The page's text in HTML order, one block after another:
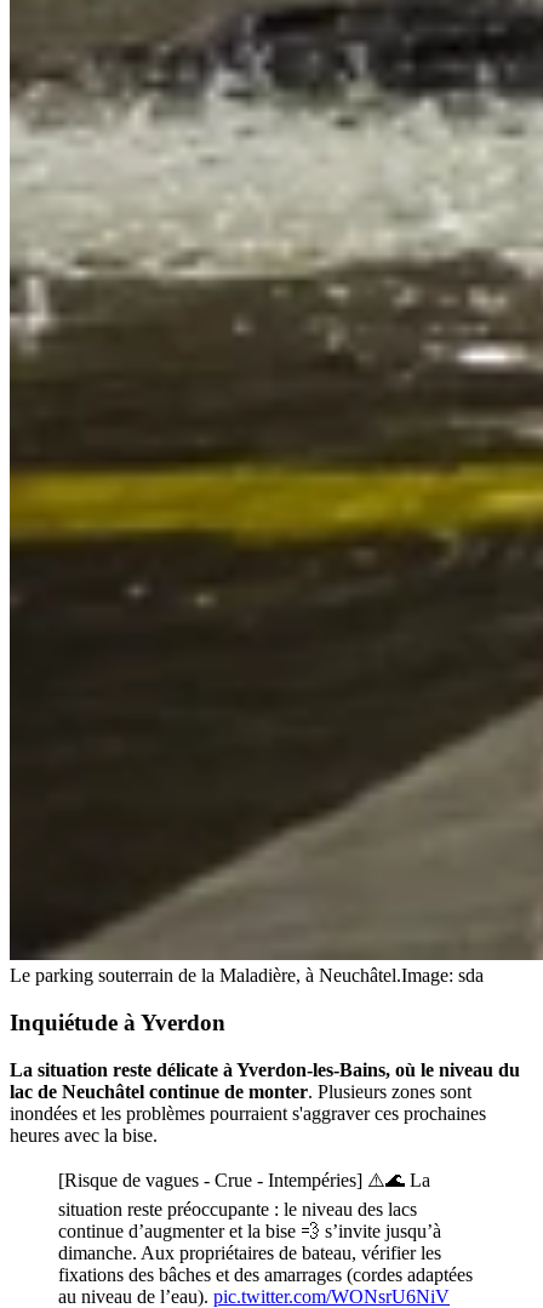
Le parking souterrain de la Maladière, à Neuchâtel.Image: sda
Inquiétude à Yverdon
La situation reste délicate à Yverdon-les-Bains, où le niveau du
lac de Neuchâtel continue de monter. Plusieurs zones sont
inondées et les problèmes pourraient s'aggraver ces prochaines
heures avec la bise.
[Risque de vagues - Crue - Intempéries] ⚠️🌊 La
situation reste préoccupante : le niveau des lacs
continue d’augmenter et la bise 💨 s’invite jusqu’à
dimanche. Aux propriétaires de bateau, vérifier les
fixations des bâches et des amarrages (cordes adaptées
au niveau de l’eau). pic.twitter.com/WONsrU6NiV